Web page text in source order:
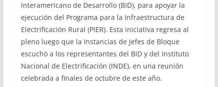
Interamericano de Desarrollo (BID), para apoyar la
ejecución del Programa para la Infraestructura de
Electrificación Rural (PIER). Esta iniciativa regresa al
pleno luego que la Instancias de Jefes de Bloque
escuchó a los representantes del BID y del Instituto
Nacional de Electrificación (INDE), en una reunión
celebrada a finales de octubre de este año.